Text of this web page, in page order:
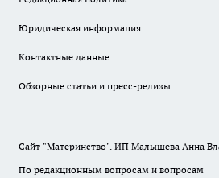
Юридическая информация
Контактные данные
Обзорные статьи и пресс-релизы
Сайт "Материнство". ИП Малышева Анна
По редакционным вопросам и вопросам